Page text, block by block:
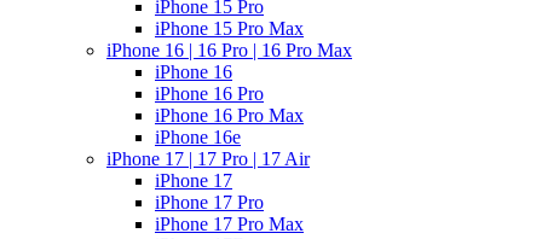
iPhone 15 Pro
iPhone 15 Pro Max
iPhone 16 | 16 Pro | 16 Pro Max
iPhone 16
iPhone 16 Pro
iPhone 16 Pro Max
iPhone 16e
iPhone 17 | 17 Pro | 17 Air
iPhone 17
iPhone 17 Pro
iPhone 17 Pro Max